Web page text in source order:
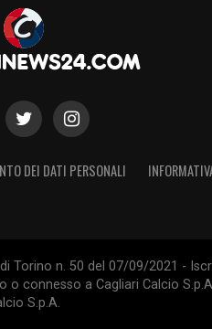
DEI DATI PERSONALI
n. 50 del 07/09/2021 -
connesso a Cagliari Calcio
S.p.A.